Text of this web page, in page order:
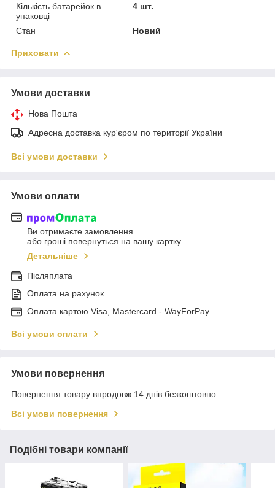
Кількість батарейок в
упаковці
4 шт.
Стан Новий
Приховати
Умови доставки
Нова Пошта
Адресна доставка кур'єром по території України
Всі умови доставки
Умови оплати
Ви отримаєте замовлення
або гроші повернуться на вашу картку
Детальніше
Післяплата
Оплата на рахунок
Оплата картою Visa, Mastercard - WayForPay
Всі умови оплати
Умови повернення
Повернення товару впродовж 14 днів безкоштовно
Всі умови повернення
Подібні товари компанії